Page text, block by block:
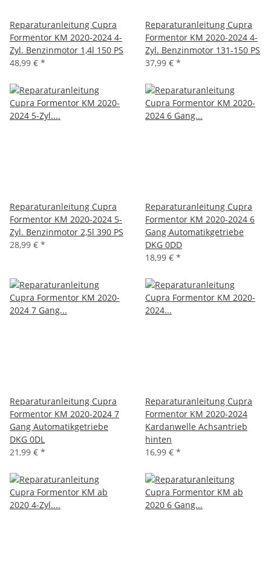
Reparaturanleitung Cupra
Formentor KM 2020-2024 4-
Zyl. Benzinmotor 1,4l 150 PS
48,99 € *
Reparaturanleitung Cupra
Formentor KM 2020-2024 4-
Zyl. Benzinmotor 131-150 PS
37,99 € *
Reparaturanleitung Cupra
Formentor KM 2020-2024 5-
Zyl. Benzinmotor 2,5l 390 PS
28,99 € *
Reparaturanleitung Cupra
Formentor KM 2020-2024 6
Gang Automatikgetriebe
DKG 0DD
18,99 € *
Reparaturanleitung Cupra
Formentor KM 2020-2024 7
Gang Automatikgetriebe
DKG 0DL
21,99 € *
Reparaturanleitung Cupra
Formentor KM 2020-2024
Kardanwelle Achsantrieb
hinten
16,99 € *